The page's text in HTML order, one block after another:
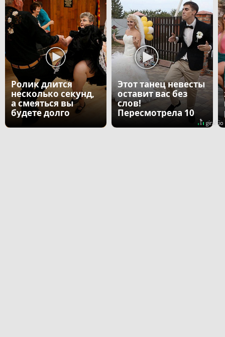
Ролик длится
несколько секунд,
а смеяться вы
будете долго
Этот танец невесты
оставит вас без
слов!
Пересмотрела 10